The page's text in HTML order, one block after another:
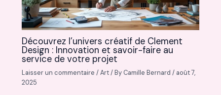
Découvrez l’univers créatif de Clement
Design : Innovation et savoir-faire au
service de votre projet
Laisser un commentaire /Art/ By Camille Bernard/ août 7,
2025